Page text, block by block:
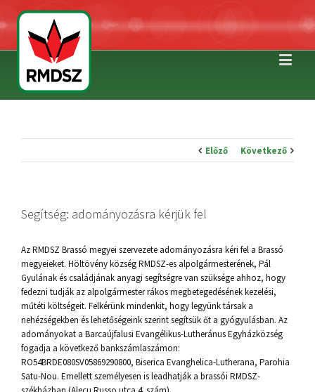
Előző Következő
Segítség: adományozásra kérjük fel
Az RMDSZ Brassó megyei szervezete adományozásra kéri fel a Brassó
megyeieket. Höltövény község RMDSZ-es alpolgármesterének, Pál
Gyulának és családjának anyagi segítségre van szüksége ahhoz, hogy
fedezni tudják az alpolgármester rákos megbetegedésének kezelési,
műtéti költségeit. Felkérünk mindenkit, hogy legyünk társak a
nehézségekben és lehetőségeink szerint segítsük őt a gyógyulásban. Az
adományokat a Barcaújfalusi Evangélikus-Lutheránus Egyházközség
fogadja a következő bankszámlaszámon:
RO54BRDE080SV05869290800, Biserica Evanghelica-Lutherana, Parohia
Satu-Nou. Emellett személyesen is leadhatják a brassói RMDSZ-